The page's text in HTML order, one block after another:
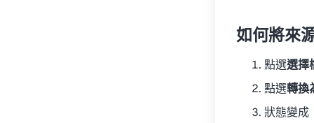
如何將來
點選選擇
點選轉換
狀態變成